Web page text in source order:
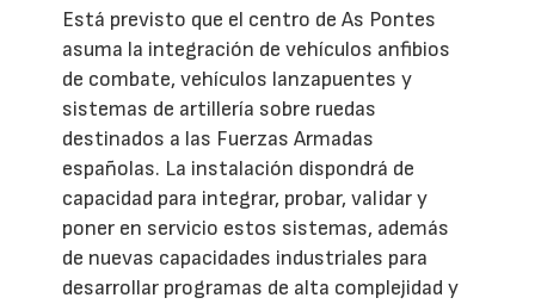
Está previsto que el centro de As Pontes
asuma la integración de vehículos anfibios
de combate, vehículos lanzapuentes y
sistemas de artillería sobre ruedas
destinados a las Fuerzas Armadas
españolas. La instalación dispondrá de
capacidad para integrar, probar, validar y
poner en servicio estos sistemas, además
de nuevas capacidades industriales para
desarrollar programas de alta complejidad y